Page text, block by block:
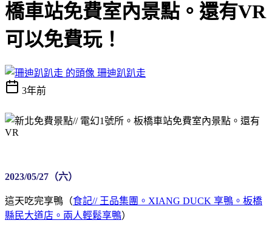
橋車站免費室內景點。還有VR
可以免費玩！
珊迪趴趴走
3年前
2023/05/27（六）
這天吃完享鴨（食記// 王品集團。XIANG DUCK 享鴨。板橋
縣民大道店。兩人輕鬆享鴨）